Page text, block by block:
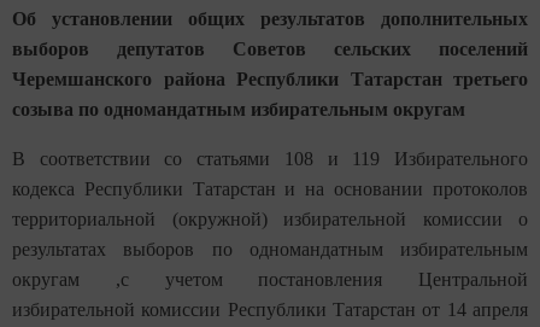
Об установлении общих результатов дополнительных
выборов депутатов Советов сельских поселений
Черемшанского района Республики Татарстан третьего
созыва по одномандатным избирательным округам
В соответствии со статьями 108 и 119 Избирательного
кодекса Республики Татарстан и на основании протоколов
территориальной (окружной) избирательной комиссии о
результатах выборов по одномандатным избирательным
округам ,с учетом постановления Центральной
избирательной комиссии Республики Татарстан от 14 апреля